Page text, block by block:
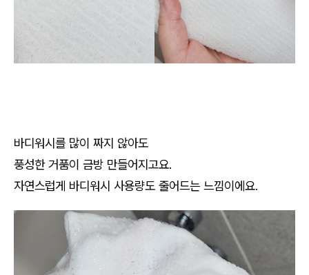
바디워시를 많이 짜지 않아도
풍성한 거품이 금방 만들어지고요.
자연스럽게 바디워시 사용량도 줄어드는 느낌이에요.